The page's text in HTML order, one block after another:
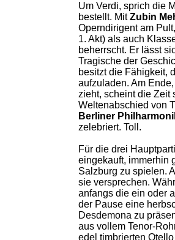
Um Verdi, sprich die
bestellt. MitZubin
Operndirigent am
1. Akt) als auch
beherrscht. Er lässt
Tragische der
besitzt die Fähigkeit,
aufzuladen. Am
zieht, scheint die Zeit
Weltenabschied von
Berliner
zelebriert. Toll.
Für die drei
eingekauft, immerhin
Salzburg zu spielen.
sie versprechen.
anfangs die ein oder
der Pause eine
Desdemona zu
aus vollem Tenor-
edel timbrierten